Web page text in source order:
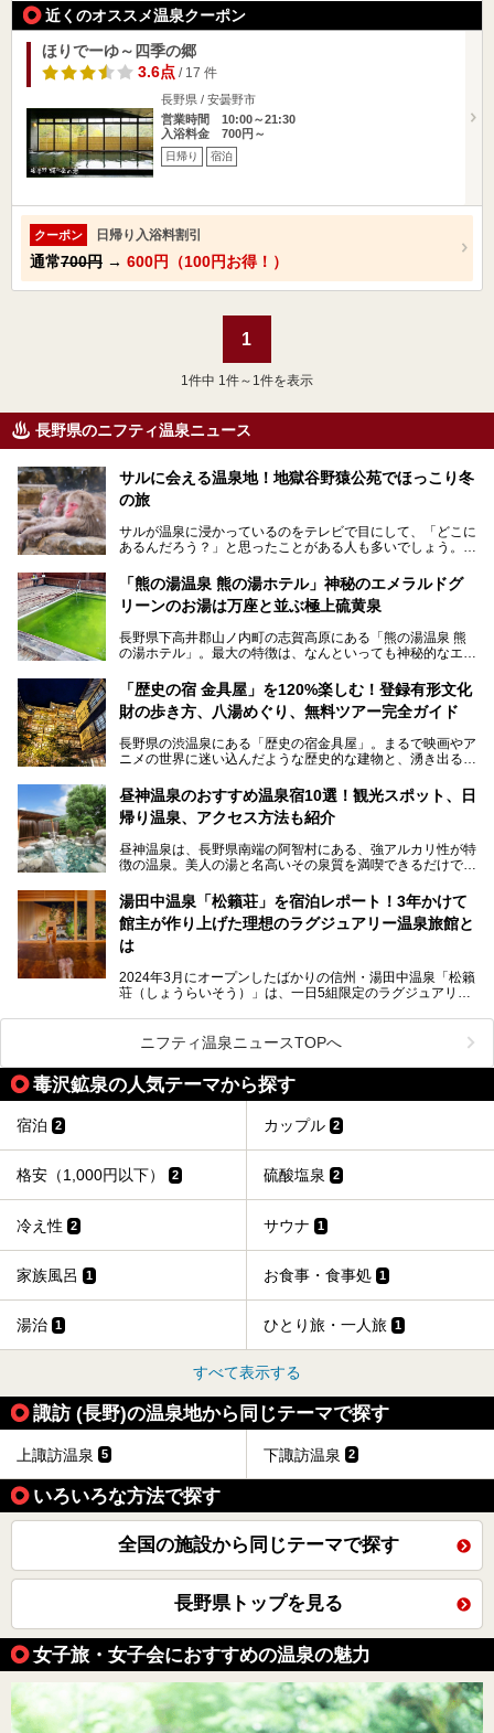
近くのオススメ温泉クーポン
ほりでーゆ～四季の郷
3.6点/ 17 件
長野県 / 安曇野市
営業時間 10:00～21:30
入浴料金 700円～
日帰り 宿泊
クーポン 日帰り入浴料割引
通常700円 → 600円（100円お得！）
1
1 件中 1件～1件を表示
長野県のニフティ温泉ニュース
サルに会える温泉地！地獄谷野猿公苑でほっこり冬
の旅
サルが温泉に浸かっているのをテレビで目にして、「どこに
あるんだろう？」と思ったことがある人も多いでしょう。
この微笑ましい光景は、長野県にある「地獄谷野猿公苑」で
見られるもので、野生のサルが雪景色の中で温泉に浸かる姿
を間近で観察できます。
本記事では、地獄谷野猿公苑の魅力や見どころ、サルと温泉
との関係性、地獄谷周辺の観光スポットについて紹介しま
ので、野生のサルを観察する貴重な自然体験と温泉をあわせ
て楽しみたい人は、ぜひ参考にしてください。
「熊の湯温泉 熊の湯ホテル」神秘のエメラルドグ
リーンのお湯は万座と並ぶ極上硫黄泉
長野県下高井郡山ノ内町の志賀高原にある「熊の湯温泉 熊
の湯ホテル」。最大の特徴は、なんといっても神秘的なエメ
リピートするファンも多い温泉です。冬はスキーと一緒に楽
しみたい極上の温泉を紹介します。
「歴史の宿 金具屋」を120%楽しむ！登録有形文化
財の歩き方、八湯めぐり、無料ツアー完全ガイド
長野県の渋温泉にある「歴史の宿金具屋」。まるで映画やア
ニメの世界に迷い込んだような歴史的な建物と、湧き出る温
を隅々まで楽しみたいですよね。この記事では、金具屋での
滞在を最高の思い出にするための「楽しみ方」を徹底的にご
紹介します！
昼神温泉のおすすめ温泉宿10選！観光スポット、日
帰り温泉、アクセス方法も紹介
昼神温泉は、長野県南端の阿智村にある、強アルカリ性が特
徴の温泉。美人の湯と名高いその泉質を満喫できるだけでな
昼神温泉では、朝市などの観光スポットや、信州名物のおや
きを楽しめるグルメスポットなど、観光を楽しむにはぴった
りの場所が豊富にあります。
この記事では、昼神温泉での滞在を充実させる宿泊施設や日
帰り温泉、見どころ満載の観光・グルメスポットに加え、ア
クセス方法も順に紹介します。
湯田中温泉「松籟荘」を宿泊レポート！3年かけて
館主が作り上げた理想のラグジュアリー温泉旅館と
は
2024年3月にオープンしたばかりの信州・湯田中温泉「松籟
荘（しょうらいそう）」は、一日5組限定のラグジュアリー
ライベートに楽しめる非日常感が味わえます。また宿泊者は
道向かいの「よろづや」の大浴場「桃山風呂」や共同浴場の
「湯田中大湯」も利用ができます。
極上のお湯に浸り上質なお料理に舌鼓、特別な日に泊まりた
い湯田中温泉「松籟荘」を、実際に宿泊した目線で紹介しま
ニフティ温泉ニュースTOPへ
毒沢鉱泉の人気テーマから探す
宿泊 2 カップル 2
格安（1,000円以下） 2 硫酸塩泉 2
冷え性 2 サウナ 1
家族風呂 1 お食事・食事処 1
湯治 1 ひとり旅・一人旅 1
すべて表示する
諏訪 (長野)の温泉地から同じテーマで探す
上諏訪温泉 5 下諏訪温泉 2
いろいろな方法で探す
全国の施設から同じテーマで探す
長野県トップを見る
女子旅・女子会におすすめの温泉の魅力